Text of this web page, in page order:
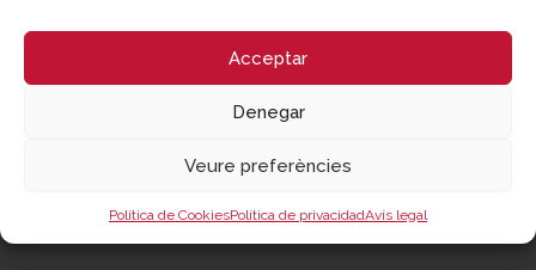
Acceptar
Denegar
Veure preferències
Política de CookiesPolítica de privacidadAvís legal
Recursos vinculats
(Imagen)